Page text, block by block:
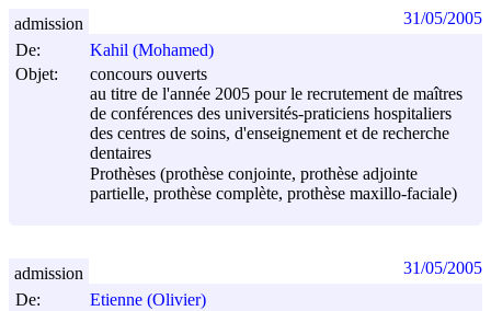
De:
Kahil (Mohamed)
Objet:
concours ouverts
au titre de l'année 2005 pour le recrutement de maîtres
de conférences des universités-praticiens hospitaliers
des centres de soins, d'enseignement et de recherche
dentaires
Prothèses (prothèse conjointe, prothèse adjointe
partielle, prothèse complète, prothèse maxillo-faciale)
admission 31/05/2005
De:
Etienne (Olivier)
admission 31/05/2005